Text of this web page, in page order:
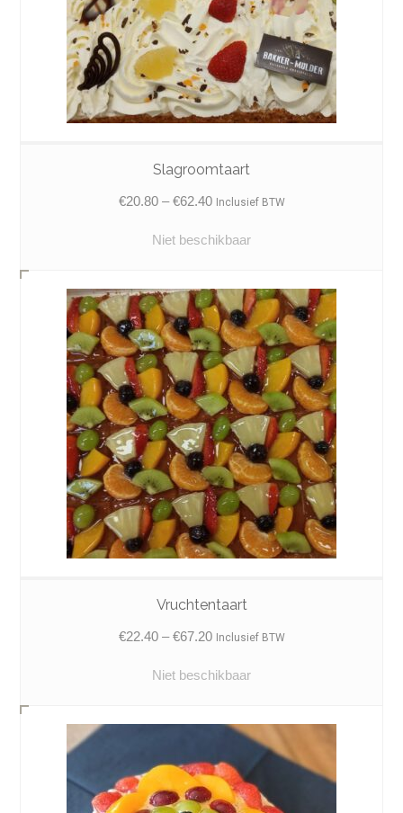
Slagroomtaart
€20.80 – €62.40Price
€20.80
€62.40
Inclusief BTW
Niet beschikbaar
Vruchtentaart
€22.40 – €67.20Price
€22.40
€67.20
Inclusief BTW
Niet beschikbaar